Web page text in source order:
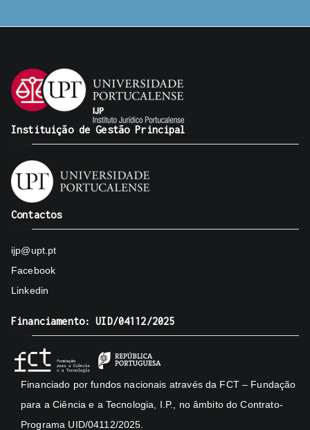
Instituição de Gestão Principal
Contactos
ijp@upt.pt
Facebook
Linkedin
Financiamento: UID/04112/2025
Financiado por fundos nacionais através da FCT – Fundação
para a Ciência e a Tecnologia, I.P., no âmbito do Contrato-
Programa UID/04112/2025.